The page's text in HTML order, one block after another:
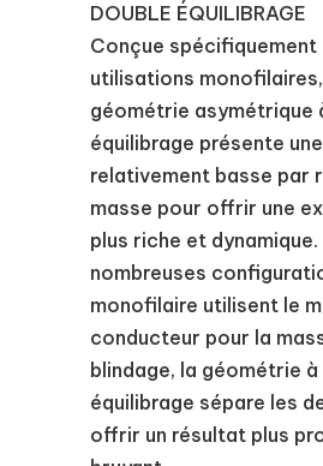
DOUBLE ÉQUILIBRAGE
Conçue spécifiquement
utilisations
géométrie asymétrique
équilibrage présente
relativement basse par
masse pour offrir une
plus riche et
nombreuses
monofilaire utilisent le
conducteur pour la
blindage, la géométrie à
équilibrage sépare les
offrir un résultat plus